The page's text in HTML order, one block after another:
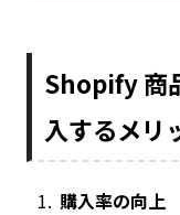
Shopify 商
入するメリ
購入率の向上